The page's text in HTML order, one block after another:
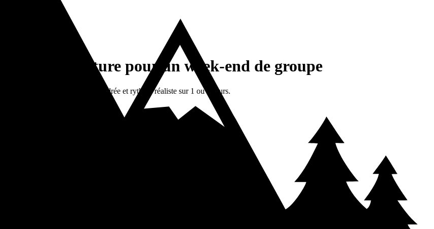
groupe
? Idées nature pour un week-end de groupe
lacs, belvédères, activité encadrée et rythme réaliste sur 1 ou 2 jours.
dans le Jura avec un vrai temps fort, sans passer leur séjour en voiture.
les formats simples quand il fait chaud.
activité encadrée.
et tenue adaptée au rythme du groupe.